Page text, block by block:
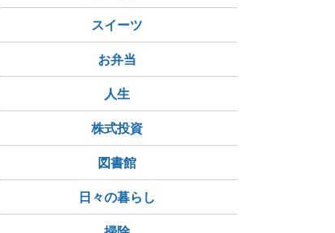
スイーツ
お弁当
人生
株式投資
図書館
日々の暮らし